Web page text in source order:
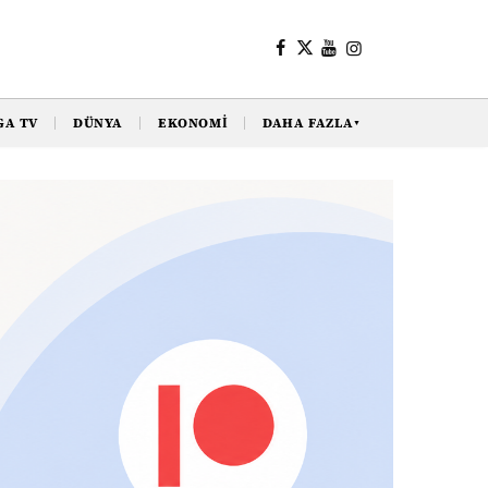
TV DÜNYA EKONOMI DAHA FAZLA▼